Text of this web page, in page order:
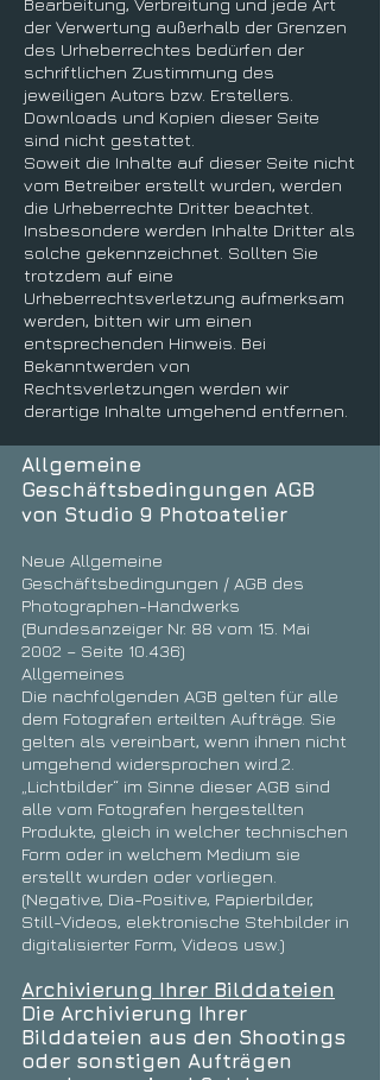
Bearbeitung, Verbreitung und jede Art
der Verwertung außerhalb der Grenzen
des Urheberrechtes bedürfen der
schriftlichen Zustimmung des
jeweiligen Autors bzw. Erstellers.
Downloads und Kopien dieser Seite
sind nicht gestattet.
Soweit die Inhalte auf dieser Seite nicht
vom Betreiber erstellt wurden, werden
die Urheberrechte Dritter beachtet.
Insbesondere werden Inhalte Dritter als
solche gekennzeichnet. Sollten Sie
trotzdem auf eine
Urheberrechtsverletzung aufmerksam
werden, bitten wir um einen
entsprechenden Hinweis. Bei
Bekanntwerden von
Rechtsverletzungen werden wir
derartige Inhalte umgehend entfernen.
Allgemeine
Geschäftsbedingungen AGB
von Studio 9 Photoatelier
Neue Allgemeine
Geschäftsbedingungen / AGB des
Photographen-Handwerks
(Bundesanzeiger Nr. 88 vom 15. Mai
2002 – Seite 10.436)
Allgemeines
Die nachfolgenden AGB gelten für alle
dem Fotografen erteilten Aufträge. Sie
gelten als vereinbart, wenn ihnen nicht
umgehend widersprochen wird.2.
„Lichtbilder“ im Sinne dieser AGB sind
alle vom Fotografen hergestellten
Produkte, gleich in welcher technischen
Form oder in welchem Medium sie
erstellt wurden oder vorliegen.
(Negative, Dia-Positive, Papierbilder,
Still-Videos, elektronische Stehbilder in
digitalisierter Form, Videos usw.)
Archivierung Ihrer Bilddateien
Die Archivierung Ihrer
Bilddateien aus den Shootings
oder sonstigen Aufträgen